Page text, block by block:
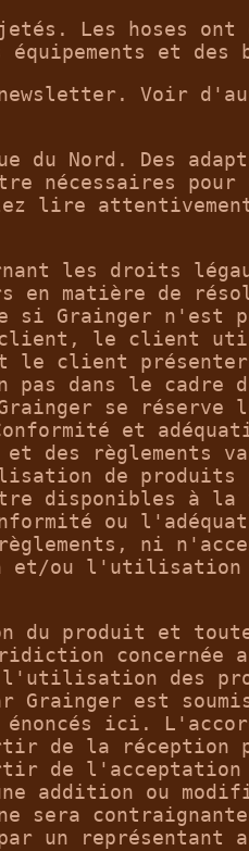
Les hoses ont
et des
Voir
du Nord. Des
nécessaires pour
lire
les droits
matière de
si Grainger n'est
client, le client
le client
pas dans le cadre
se réserve
et
des règlements
de produits
disponibles à la
ou
ni
et/ou l'utilisation
du produit et
concernée
des
Grainger est
ici.
de la réception
de
addition ou
sera
un représentant